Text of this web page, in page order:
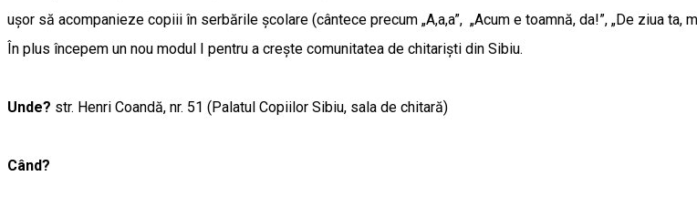
ușor să acompanieze copiii în serbările școlare (cântece precum „A,a,a”, „Acum e toamnă, da!”, „De ziua
În plus începem un nou modul I pentru a crește comunitatea de chitariști din Sibiu.
Unde? str. Henri Coandă, nr. 51 (Palatul Copiilor Sibiu, sala de chitară)
Când?